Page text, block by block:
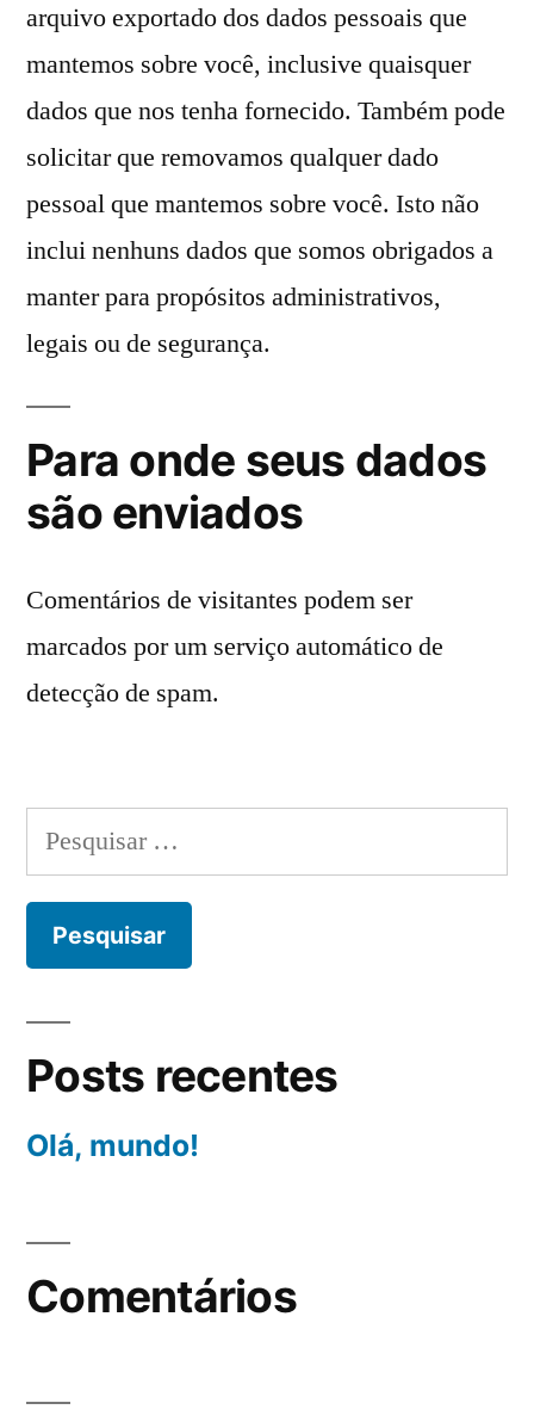
arquivo exportado dos dados pessoais que
mantemos sobre você, inclusive quaisquer
dados que nos tenha fornecido. Também pode
solicitar que removamos qualquer dado
pessoal que mantemos sobre você. Isto não
inclui nenhuns dados que somos obrigados a
manter para propósitos administrativos,
legais ou de segurança.
Para onde seus dados
são enviados
Comentários de visitantes podem ser
marcados por um serviço automático de
detecção de spam.
Posts recentes
Olá, mundo!
Comentários